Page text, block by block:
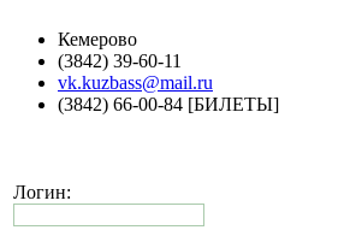
Кемерово
(3842) 39-60-11
vk.kuzbass@mail.ru
(3842) 66-00-84 [БИЛЕТЫ]
Логин: